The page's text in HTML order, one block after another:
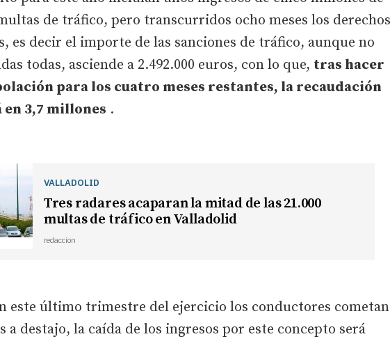
de tráfico, pero transcurridos ocho meses los derechos
es decir el importe de las sanciones de tráfico, aunque no
todas, asciende a 2.492.000 euros, con lo que, tras hacer
para los cuatro meses restantes, la recaudación
en 3,7 millones .
VALLADOLID
Tres radares acaparan la mitad de las 21.000
multas de tráfico en Valladolid
redaccion
este último trimestre del ejercicio los conductores cometan
a destajo, la caída de los ingresos por este concepto será